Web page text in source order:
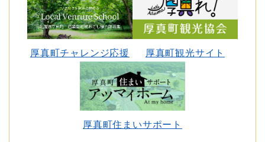
厚真町チャレンジ応援 厚真町観光サイト
厚真町住まいサポート